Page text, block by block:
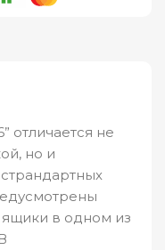
отличается не
но и
в одном из